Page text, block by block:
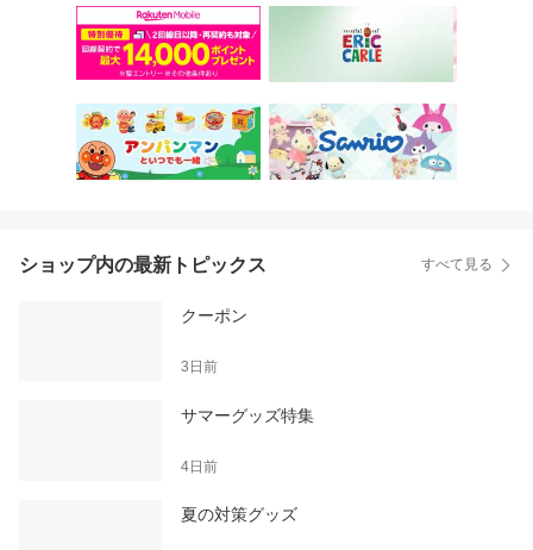
ショップ内の最新トピックス すべて見る
クーポン
3日前
サマーグッズ特集
4日前
夏の対策グッズ